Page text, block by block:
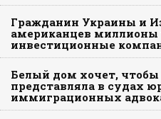
Гражданин Украины и
американцев миллионы
инвестиционные
Белый дом хочет, чтобы
представляла в судах
иммиграционных